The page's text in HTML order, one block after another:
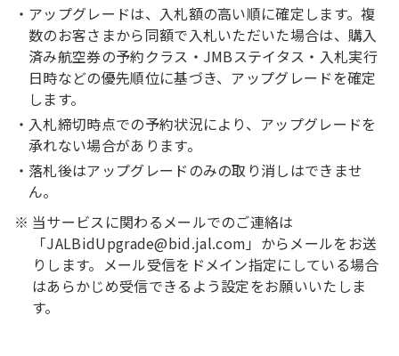
アップグレードは、入札額の高い順に確定します。複
数のお客さまから同額で入札いただいた場合は、購入
済み航空券の予約クラス・JMBステイタス・入札実行
日時などの優先順位に基づき、アップグレードを確定
します。
入札締切時点での予約状況により、アップグレードを
承れない場合があります。
落札後はアップグレードのみの取り消しはできませ
ん。
当サービスに関わるメールでのご連絡は
「JALBidUpgrade@bid.jal.com」からメールをお送
りします。メール受信をドメイン指定にしている場合
はあらかじめ受信できるよう設定をお願いいたしま
す。